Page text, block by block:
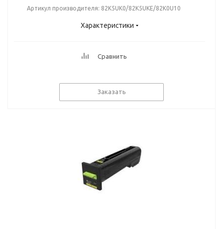
Артикул производителя: 82K5UK0/82K5UKE/82K0U10
Характеристики
Сравнить
Заказать